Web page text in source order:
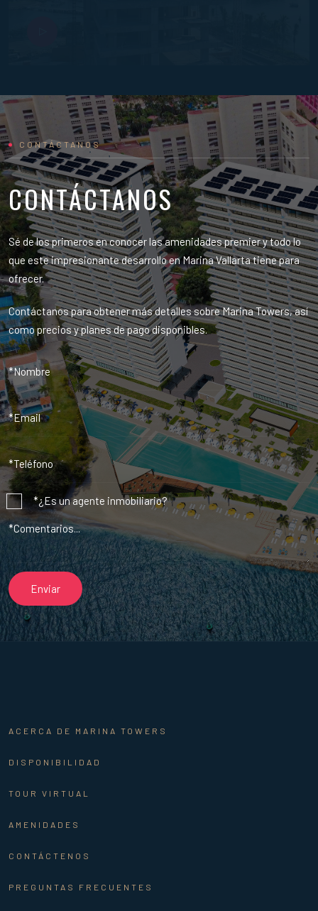
CONTÁCTANOS
CONTÁCTANOS
Sé de los primeros en conocer las amenidades premier y todo lo
que este impresionante desarrollo en Marina Vallarta tiene para
ofrecer.
Contáctanos para obtener más detalles sobre Marina Towers, así
como precios y planes de pago disponibles.
*¿Es un agente inmobiliario?
ACERCA DE MARINA TOWERS
DISPONIBILIDAD
TOUR VIRTUAL
AMENIDADES
CONTÁCTENOS
PREGUNTAS FRECUENTES